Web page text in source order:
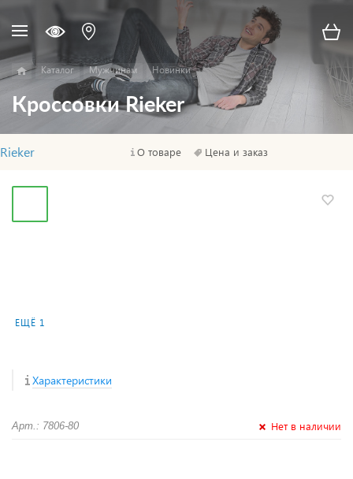
Каталог Мужчинам Новинки
Кроссовки Rieker
Rieker О товаре Цена и заказ
ЕЩЁ 1
Характеристики
Арт.: 7806-80 Нет в наличии